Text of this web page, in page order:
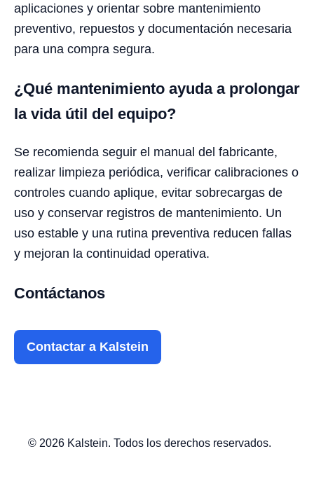
aplicaciones y orientar sobre mantenimiento
preventivo, repuestos y documentación necesaria
para una compra segura.
¿Qué mantenimiento ayuda a prolongar
la vida útil del equipo?
Se recomienda seguir el manual del fabricante,
realizar limpieza periódica, verificar calibraciones o
controles cuando aplique, evitar sobrecargas de
uso y conservar registros de mantenimiento. Un
uso estable y una rutina preventiva reducen fallas
y mejoran la continuidad operativa.
Contáctanos
Contactar a Kalstein
© 2026 Kalstein. Todos los derechos reservados.